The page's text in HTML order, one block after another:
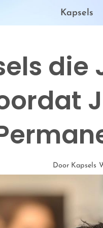
Kapsels
die
Door Kapsels